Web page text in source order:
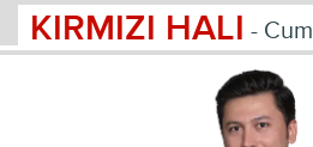
KIRMIZI HALI -